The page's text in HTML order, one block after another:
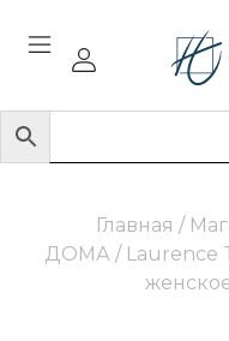
Главная /
ДОМА/ Laurence